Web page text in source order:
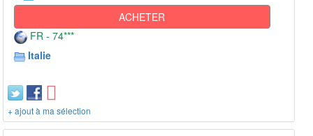
ACHETER
FR - 74***
Italie
+ ajout à ma sélection